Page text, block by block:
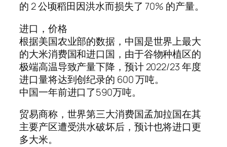
的 2 公顷稻田因洪水而损失了 70% 的产量。
进口，价格
根据美国农业部的数据，中国是世界上最大
的大米消费国和进口国，由于谷物种植区的
极端高温导致产量下降，预计 2022/23 年度
进口量将达到创纪录的 600 万吨。
中国一年前进口了590万吨。
贸易商称，世界第三大消费国孟加拉国在其
主要产区遭受洪水破坏后，预计也将进口更
多大米。